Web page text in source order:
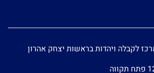
לקבלה ויהדות בראשות יצחק אהרון